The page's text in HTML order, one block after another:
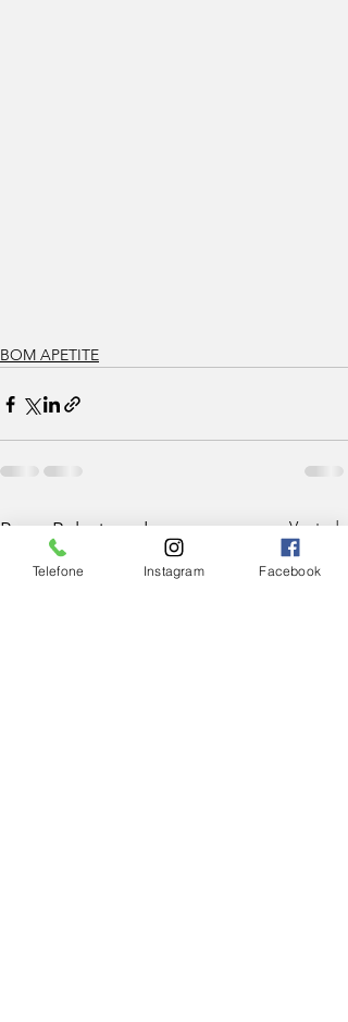
BOM APETITE
Posts Relacionados Ver tudo
Telefone Instagram Facebook